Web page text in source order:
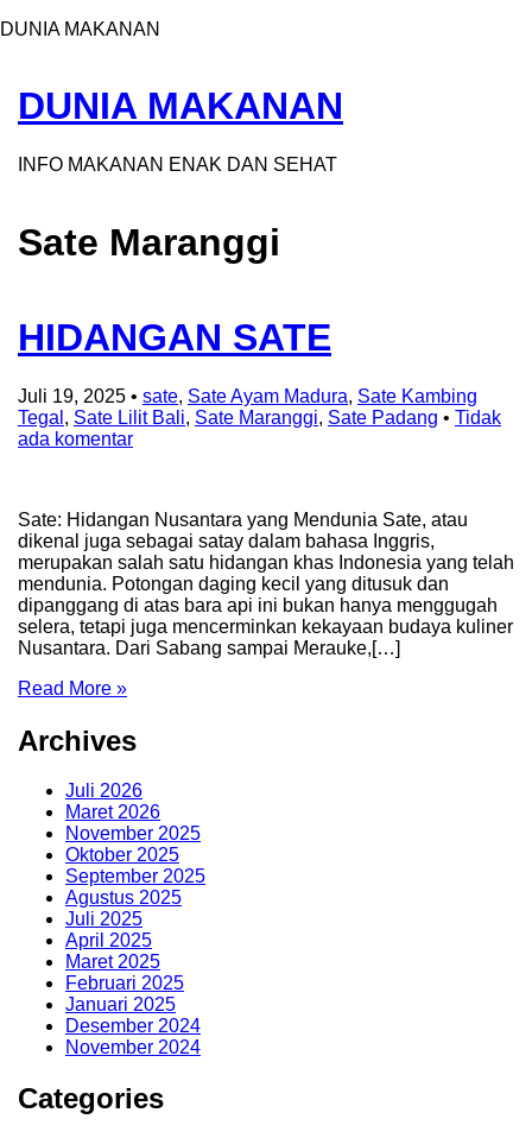
DUNIA MAKANAN
DUNIA MAKANAN
INFO MAKANAN ENAK DAN SEHAT
Sate Maranggi
HIDANGAN SATE
Juli 19, 2025 • sate, Sate Ayam Madura, Sate Kambing
Tegal , Sate Lilit Bali, Sate Maranggi, Sate Padang • Tidak
ada komentar
Sate: Hidangan Nusantara yang Mendunia Sate, atau
dikenal juga sebagai satay dalam bahasa Inggris,
merupakan salah satu hidangan khas Indonesia yang telah
mendunia. Potongan daging kecil yang ditusuk dan
dipanggang di atas bara api ini bukan hanya menggugah
selera, tetapi juga mencerminkan kekayaan budaya kuliner
Nusantara. Dari Sabang sampai Merauke,[…]
Read More »
Archives
Juli 2026
Maret 2026
November 2025
Oktober 2025
September 2025
Agustus 2025
Juli 2025
April 2025
Maret 2025
Februari 2025
Januari 2025
Desember 2024
November 2024
Categories